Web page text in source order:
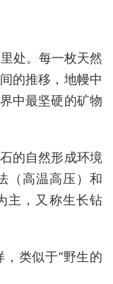
处。每一枚天然
的推移，地幔中
中最坚硬的矿物
的自然形成环境
（高温高压）和
主，又称生长钻
类似于“野生的